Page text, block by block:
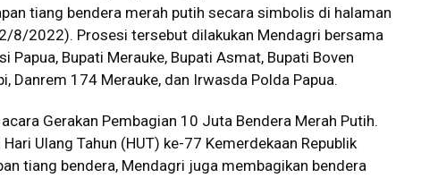
tiang bendera merah putih secara simbolis di halaman
8/2022). Prosesi tersebut dilakukan Mendagri bersama
Papua, Bupati Merauke, Bupati Asmat, Bupati Boven
Danrem 174 Merauke, dan Irwasda Polda Papua.
Gerakan Pembagian 10 Juta Bendera Merah Putih.
Ulang Tahun (HUT) ke-77 Kemerdekaan Republik
tiang bendera, Mendagri juga membagikan bendera